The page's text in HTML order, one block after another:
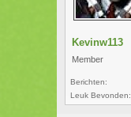
Kevinw113
Member
Berichten:
Leuk Bevonden: